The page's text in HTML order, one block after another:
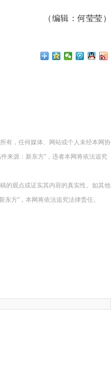
（编辑：何莹莹）
有，任何媒体、网站或个人未经本网协
来源：新东方"，违者本网将依法追究
的观点或证实其内容的真实性。如其他
方"，本网将依法追究法律责任。